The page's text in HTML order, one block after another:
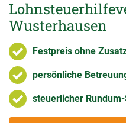
Wusterhausen
Festpreis ohne
persönliche
steuerlicher